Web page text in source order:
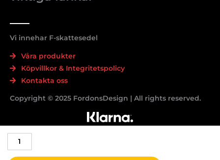
Tesla
model
Vi innehar F-skattesedel
Våra produkter
Köpvillkor & Integritetspolicy
Kontakta oss
Copyright © 2025 FordonsDesign | All rights reserved.